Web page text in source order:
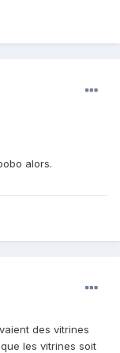
alors.
des vitrines
les vitrines soit